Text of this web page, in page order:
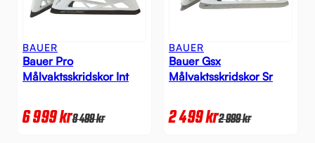
BAUER
Bauer Pro
Målvaktsskridskor Int
6 999kr8 499kr
BAUER
Bauer Gsx
Målvaktsskridskor Sr
2 499kr2 999kr